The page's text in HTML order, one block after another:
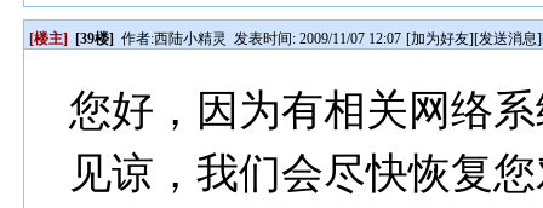
[楼主] [39楼] 作者:西陆小精灵 发表时间: 2009/11/07 12:07 [加为好友][发送消息
您好，因为有相关网络
见谅，我们会尽快恢复